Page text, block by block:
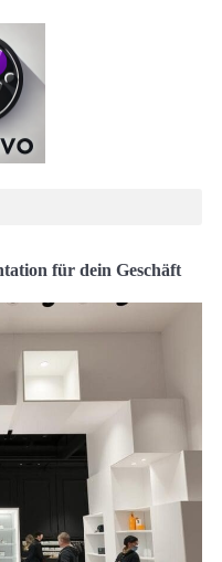
für dein Geschäft